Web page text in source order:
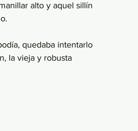
alto y aquel sillín
quedaba intentarlo
la vieja y robusta